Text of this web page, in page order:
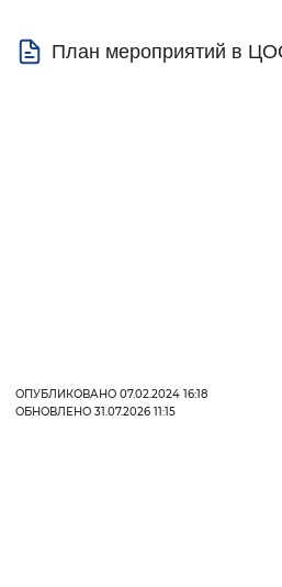
План мероприятий в
ОПУБЛИКОВАНО 07.02.2024 16:18
ОБНОВЛЕНО 31.07.2026 11:15